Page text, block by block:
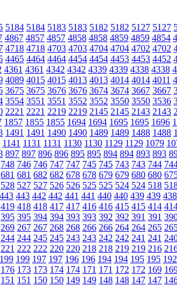
5184 5184 5183 5183 5182 5182 5127 5127
4867 4857 4857 4858 4858 4859 4859 4854
4718 4718 4703 4703 4704 4704 4702 4702
4465 4464 4464 4454 4454 4453 4453 4452
4361 4361 4342 4342 4339 4339 4338 4338
4089 4015 4015 4013 4013 4014 4014 4011
3675 3675 3676 3676 3674 3674 3667 3667
3554 3551 3551 3552 3552 3550 3550 3536
2221 2221 2219 2219 2145 2145 2143 2143
1857 1855 1855 1694 1694 1695 1695 1696
1491 1491 1490 1490 1489 1489 1488 1488
1141 1131 1131 1130 1130 1129 1129 1079
897 897 896 896 895 895 894 894 893 893
748 746 746 747 747 745 745 743 743 744
681 681 682 682 678 678 679 679 680 680
528 527 527 526 526 525 525 524 524 518
443 443 442 442 441 441 440 440 439 439 438
419 418 418 417 417 416 416 415 415 414
395 395 394 394 393 393 392 392 391 391
269 267 267 268 268 266 266 264 264 265
244 244 245 245 243 243 242 242 241 241
221 222 222 220 220 218 218 219 219 216
199 199 197 197 196 196 194 194 195 195 192
176 173 173 174 174 171 171 172 172 169
151 151 150 150 149 149 148 148 147 147